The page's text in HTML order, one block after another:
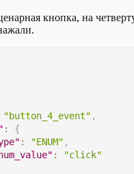
кнопка, на
"button_4_event" ,
:
{
: "ENUM" ,
:
"click"